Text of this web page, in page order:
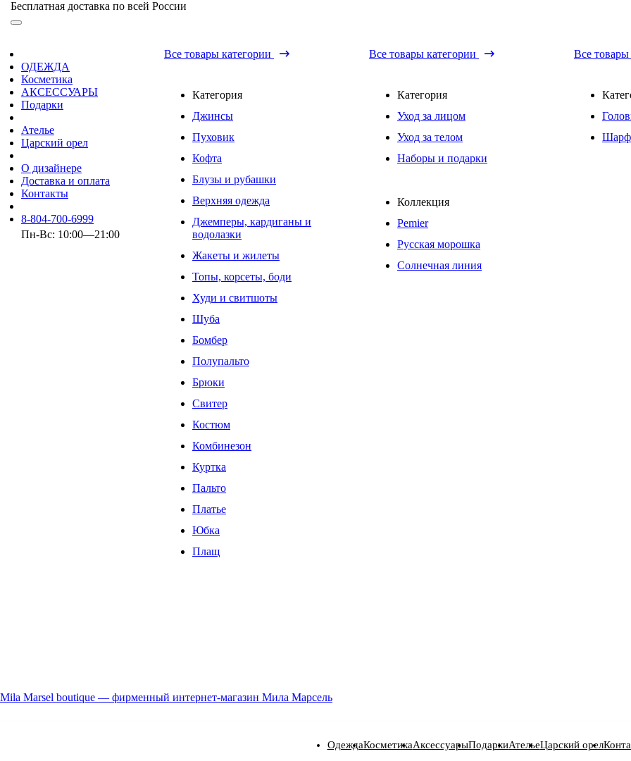
Бесплатная доставка по всей России
ОДЕЖДА
Косметика
АКСЕССУАРЫ
Подарки
Ателье
Царский орел
О дизайнере
Доставка и оплата
Контакты
8-804-700-6999
Пн-Вс: 10:00—21:00
Все товары категории
Категория
Джинсы
Пуховик
Кофта
Блузы и рубашки
Верхняя одежда
Джемперы, кардиганы и
водолазки
Жакеты и жилеты
Топы, корсеты, боди
Худи и свитшоты
Шуба
Бомбер
Полупальто
Брюки
Свитер
Костюм
Комбинезон
Куртка
Пальто
Платье
Юбка
Плащ
Все товары категории
Категория
Уход за лицом
Уход за телом
Наборы и подарки
Коллекция
Pemier
Русская морошка
Солнечная линия
Все
Mila Marsel boutique — фирменный интернет-магазин Мила Марсель
ОдеждаКосметикаАксессуарыПодаркиАтельеЦарский орел